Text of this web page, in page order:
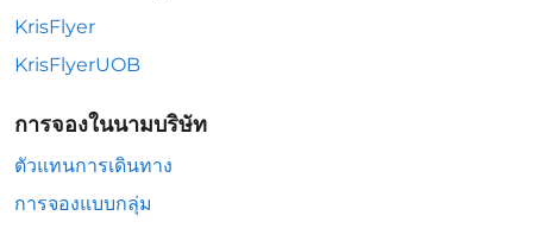
KrisFlyer
KrisFlyerUOB
การจองในนามบริษัท
ตัวแทนการเดินทาง
การจองแบบกลุ่ม